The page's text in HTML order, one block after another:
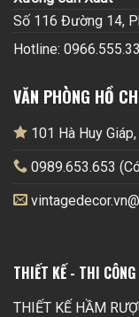
Số 116 Đường 14,
Hotline:
VĂN PHÒNG HỒ
101 Hà Huy
0989.653.653
THIẾT KẾ - THI CÔNG
THIẾT KẾ HẦM